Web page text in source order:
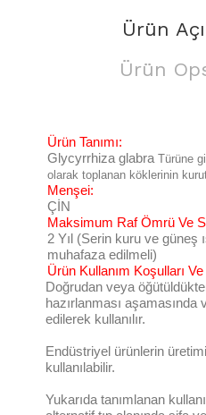
Ürün
Ürün
Ürün Tanımı:
Glycyrrhiza glabra Türüne
olarak toplanan köklerinin
Menşei:
ÇİN
Maksimum Raf Ömrü Ve
2 Yıl (Serin kuru ve güneş
muhafaza edilmeli)
Ürün Kullanım Koşulları
Doğrudan veya
hazırlanması
edilerek kullanılır.
Endüstriyel ürünlerin
kullanılabilir.
Yukarıda tanımlanan